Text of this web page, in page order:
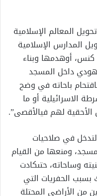
تحويل المعالم الإسلامية
المدارس الإسلامية
كنس، أوهدمها وبناء
داخل المسجد
باحاته في وضح
الاسرائيلية أوما
الأحقية لهم فيالأقصى”.
في صلاحيات
ومنعهامن القيام
وساحاته،حتىكادت
بسبب الحفريات التي
من الأراضي المحتلة